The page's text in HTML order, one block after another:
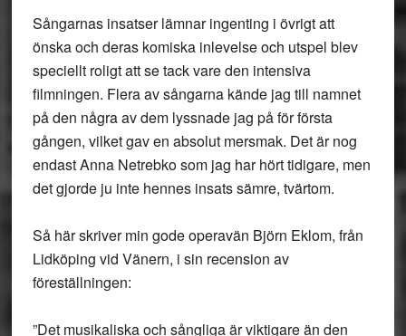
Sångarnas insatser lämnar ingenting i övrigt att
önska och deras komiska inlevelse och utspel blev
speciellt roligt att se tack vare den intensiva
filmningen. Flera av sångarna kände jag till namnet
på den några av dem lyssnade jag på för första
gången, vilket gav en absolut mersmak. Det är nog
endast Anna Netrebko som jag har hört tidigare, men
det gjorde ju inte hennes insats sämre, tvärtom.
Så här skriver min gode operavän Björn Eklom, från
Lidköping vid Vänern, i sin recension av
föreställningen:
”Det musikaliska och sångliga är viktigare än den